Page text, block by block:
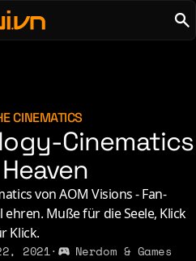
& Games
Lore
& Ideology
2011
CINEMATICS
Cinematics
von AOM Visions - Fan-
Muße für die Seele, Klick
Klick.
2021· Nerdom & Games